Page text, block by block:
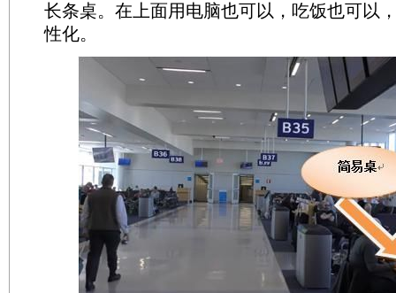
长条桌。在上面用电脑也可以，吃饭也可以
性化。